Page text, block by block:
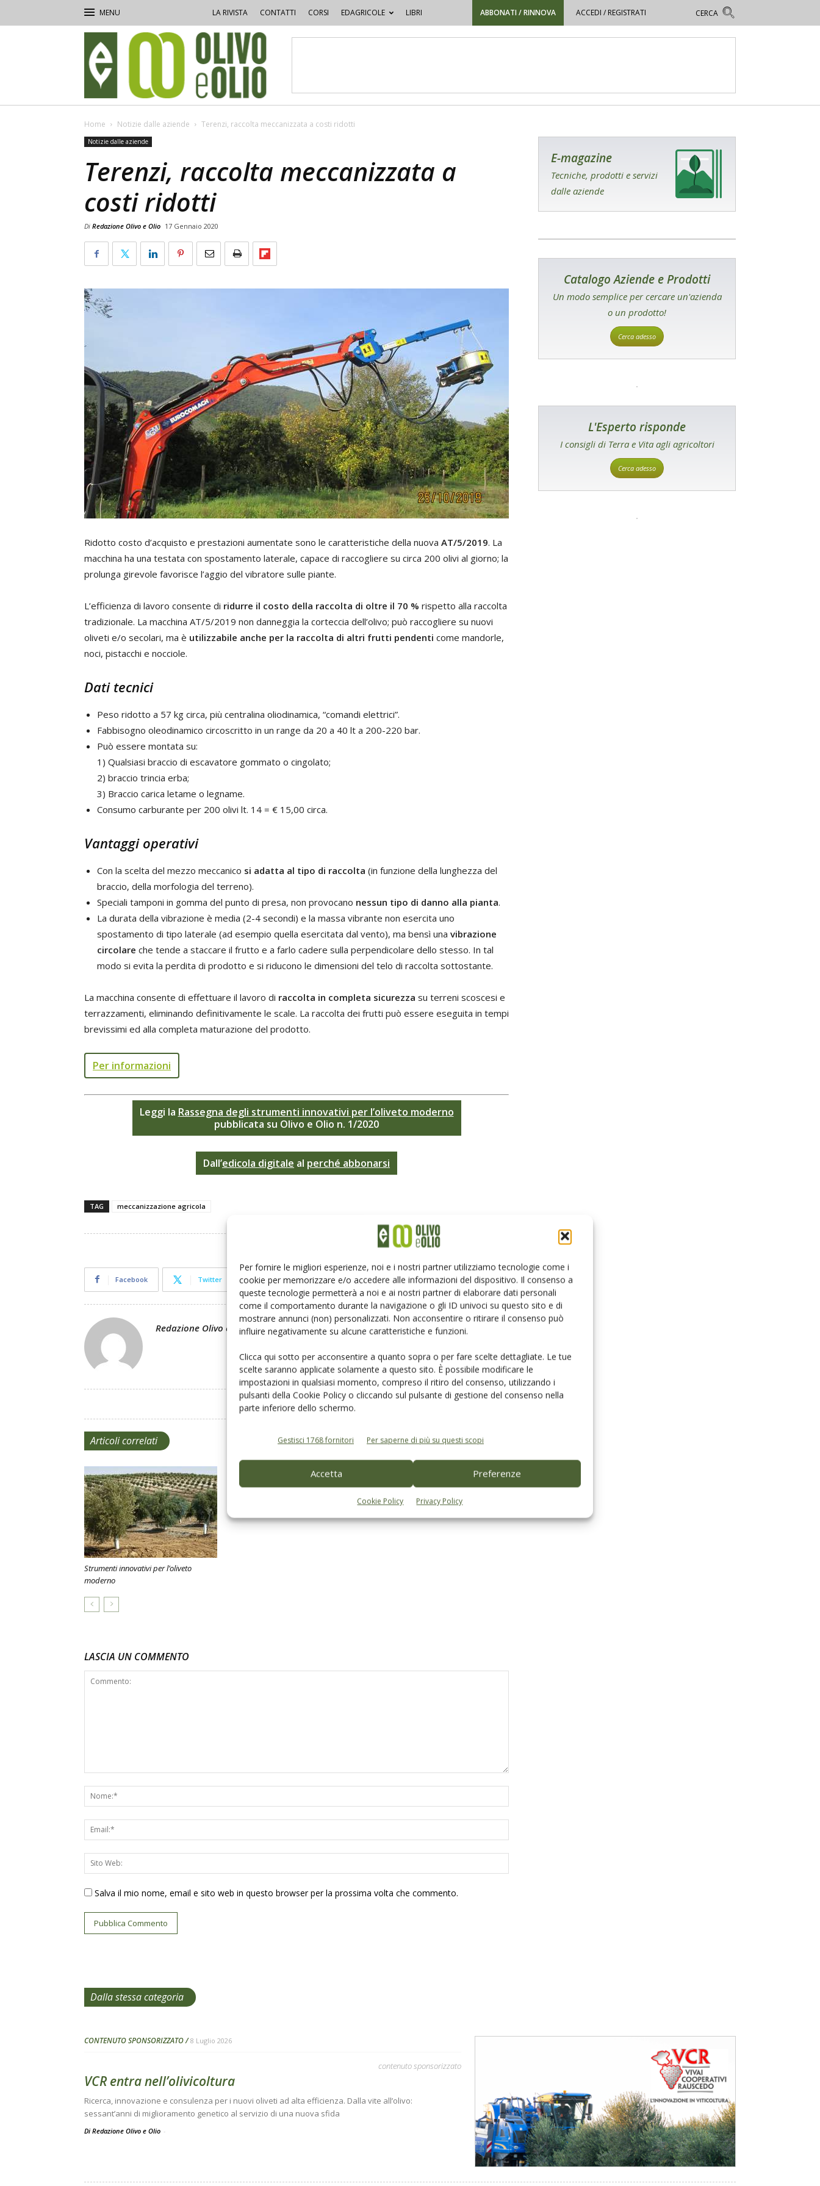
Per fornire le migliori esperienze, noi e i nostri partner utilizziamo tecnologie come i
cookie per memorizzare e/o accedere alle informazioni del dispositivo. Il consenso a
queste tecnologie permetterà a noi e ai nostri partner di elaborare dati personali
come il comportamento durante la navigazione o gli ID univoci su questo sito e di
mostrare annunci (non) personalizzati. Non acconsentire o ritirare il consenso può
influire negativamente su alcune caratteristiche e funzioni.
Clicca qui sotto per acconsentire a quanto sopra o per fare scelte dettagliate. Le tue
scelte saranno applicate solamente a questo sito. È possibile modificare le
impostazioni in qualsiasi momento, compreso il ritiro del consenso, utilizzando i
pulsanti della Cookie Policy o cliccando sul pulsante di gestione del consenso nella
parte inferiore dello schermo.
Gestisci 1768 fornitori Per saperne di più su questi scopi
Accetta Preferenze
Cookie Policy Privacy Policy
LA RIVISTA CONTATTI CORSI EDAGRICOLE LIBRI ABBONATI / RINNOVA ACCEDI / REGISTRATI
e
Olio
Home Notizie dalle aziende Terenzi, raccolta meccanizzata a costi ridotti
Notizie dalle aziende
Terenzi, raccolta meccanizzata a
costi ridotti
Di Redazione Olivo e Olio 17 Gennaio 2020
Ridotto costo d’acquisto e prestazioni aumentate sono le caratteristiche della nuova AT/5/2019. La
macchina ha una testata con spostamento laterale, capace di raccogliere su circa 200 olivi al giorno; la
prolunga girevole favorisce l’aggio del vibratore sulle piante.
L’efficienza di lavoro consente di ridurre il costo della raccolta di oltre il 70 % rispetto alla raccolta
tradizionale. La macchina AT/5/2019 non danneggia la corteccia dell’olivo; può raccogliere su nuovi
oliveti e/o secolari, ma è utilizzabile anche per la raccolta di altri frutti pendenti come mandorle,
noci, pistacchi e nocciole.
Dati tecnici
Peso ridotto a 57 kg circa, più centralina oliodinamica, “comandi elettrici”.
Fabbisogno oleodinamico circoscritto in un range da 20 a 40 lt a 200-220 bar.
Può essere montata su:
1) Qualsiasi braccio di escavatore gommato o cingolato;
2) braccio trincia erba;
3) Braccio carica letame o legname.
Consumo carburante per 200 olivi lt. 14 = € 15,00 circa.
Vantaggi operativi
Con la scelta del mezzo meccanico si adatta al tipo di raccolta (in funzione della lunghezza del
braccio, della morfologia del terreno).
Speciali tamponi in gomma del punto di presa, non provocano nessun tipo di danno alla pianta.
La durata della vibrazione è media (2-4 secondi) e la massa vibrante non esercita uno
spostamento di tipo laterale (ad esempio quella esercitata dal vento), ma bensì una vibrazione
circolare che tende a staccare il frutto e a farlo cadere sulla perpendicolare dello stesso. In tal
modo si evita la perdita di prodotto e si riducono le dimensioni del telo di raccolta sottostante.
La macchina consente di effettuare il lavoro di raccolta in completa sicurezza su terreni scoscesi e
terrazzamenti, eliminando definitivamente le scale. La raccolta dei frutti può essere eseguita in tempi
brevissimi ed alla completa maturazione del prodotto.
Per informazioni
Leggi la Rassegna degli strumenti innovativi per l’oliveto moderno
pubblicata su Olivo e Olio n. 1/2020
Dall’edicola digitale al perché abbonarsi
TAG meccanizzazione agricola
Facebook Twitter Linkedin Pinterest Email
Redazione Olivo e Olio
Articoli correlati
Strumenti innovativi per l’oliveto
moderno
LASCIA UN COMMENTO
Salva il mio nome, email e sito web in questo browser per la prossima volta che commento.
E-magazine
Tecniche, prodotti e servizi
dalle aziende
Catalogo Aziende e Prodotti
Un modo semplice per cercare un'azienda
o un prodotto!
Cerca adesso
L'Esperto risponde
I consigli di Terra e Vita agli agricoltori
Cerca adesso
Dalla stessa categoria
CONTENUTO SPONSORIZZATO 8 Luglio 2026
contenuto sponsorizzato
VCR entra nell’olivicoltura
Ricerca, innovazione e consulenza per i nuovi oliveti ad alta efficienza. Dalla vite all’olivo:
sessant’anni di miglioramento genetico al servizio di una nuova sfida
Di Redazione Olivo e Olio -